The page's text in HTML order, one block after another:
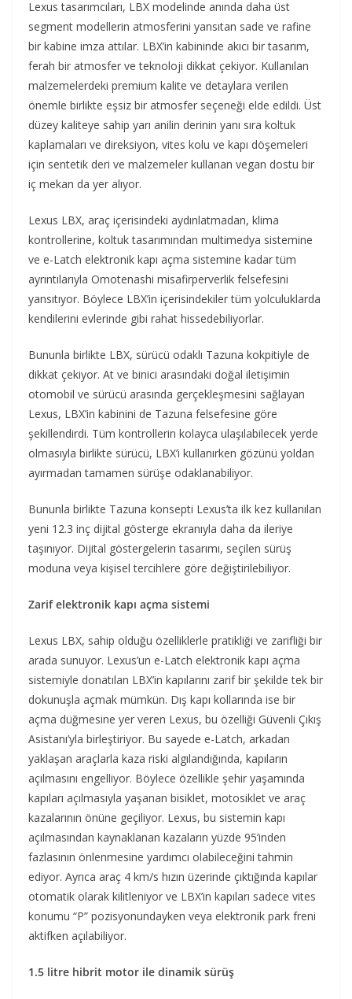
Lexus tasarımcıları, LBX modelinde anında daha üst
segment modellerin atmosferini yansıtan sade ve rafine
bir kabine imza attılar. LBX’in kabininde akıcı bir tasarım,
ferah bir atmosfer ve teknoloji dikkat çekiyor. Kullanılan
malzemelerdeki premium kalite ve detaylara verilen
önemle birlikte eşsiz bir atmosfer seçeneği elde edildi. Üst
düzey kaliteye sahip yarı anilin derinin yanı sıra koltuk
kaplamaları ve direksiyon, vites kolu ve kapı döşemeleri
için sentetik deri ve malzemeler kullanan vegan dostu bir
iç mekan da yer alıyor.
Lexus LBX, araç içerisindeki aydınlatmadan, klima
kontrollerine, koltuk tasarımından multimedya sistemine
ve e-Latch elektronik kapı açma sistemine kadar tüm
ayrıntılarıyla Omotenashi misafirperverlik felsefesini
yansıtıyor. Böylece LBX’in içerisindekiler tüm yolculuklarda
kendilerini evlerinde gibi rahat hissedebiliyorlar.
Bununla birlikte LBX, sürücü odaklı Tazuna kokpitiyle de
dikkat çekiyor. At ve binici arasındaki doğal iletişimin
otomobil ve sürücü arasında gerçekleşmesini sağlayan
Lexus, LBX’in kabinini de Tazuna felsefesine göre
şekillendirdi. Tüm kontrollerin kolayca ulaşılabilecek yerde
olmasıyla birlikte sürücü, LBX’i kullanırken gözünü yoldan
ayırmadan tamamen sürüşe odaklanabiliyor.
Bununla birlikte Tazuna konsepti Lexus’ta ilk kez kullanılan
yeni 12.3 inç dijital gösterge ekranıyla daha da ileriye
taşınıyor. Dijital göstergelerin tasarımı, seçilen sürüş
moduna veya kişisel tercihlere göre değiştirilebiliyor.
Zarif elektronik kapı açma sistemi
Lexus LBX, sahip olduğu özelliklerle pratikliği ve zarifliği bir
arada sunuyor. Lexus’un e-Latch elektronik kapı açma
sistemiyle donatılan LBX’in kapılarını zarif bir şekilde tek bir
dokunuşla açmak mümkün. Dış kapı kollarında ise bir
açma düğmesine yer veren Lexus, bu özelliği Güvenli Çıkış
Asistanı’yla birleştiriyor. Bu sayede e-Latch, arkadan
yaklaşan araçlarla kaza riski algılandığında, kapıların
açılmasını engelliyor. Böylece özellikle şehir yaşamında
kapıları açılmasıyla yaşanan bisiklet, motosiklet ve araç
kazalarının önüne geçiliyor. Lexus, bu sistemin kapı
açılmasından kaynaklanan kazaların yüzde 95’inden
fazlasının önlenmesine yardımcı olabileceğini tahmin
ediyor. Ayrıca araç 4 km/s hızın üzerinde çıktığında kapılar
otomatik olarak kilitleniyor ve LBX’in kapıları sadece vites
konumu “P” pozisyonundayken veya elektronik park freni
aktifken açılabiliyor.
1.5 litre hibrit motor ile dinamik sürüş